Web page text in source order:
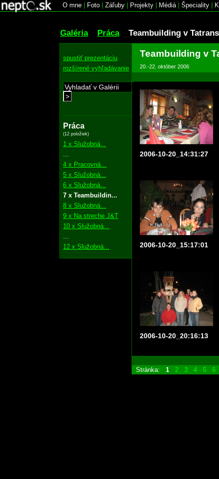
O mne Foto Záľuby Projekty Médiá| Špeciality
Galéria Práca Teambuilding v
spustiť prezentáciu
rozšírené vyhľadávanie
>
Práca
(12 položiek)
1 x Služobná...
4 x Pracovná...
5 x Služobná...
6 x Služobná...
7 x Teambuildin...
8 x Služobná...
9 x Na streche J&T
10 x Služobná...
12 x Služobná...
Teambuilding v
20.-22. október 2006
2006-10-20_14:31:27
2006-10-20_15:17:01
2006-10-20_20:16:13
Stránka: 1 2 3 4 5 6